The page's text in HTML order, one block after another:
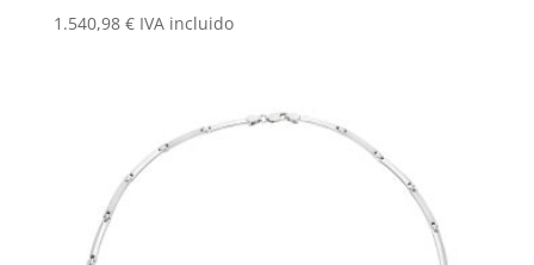
1.540,98 € IVA incluido